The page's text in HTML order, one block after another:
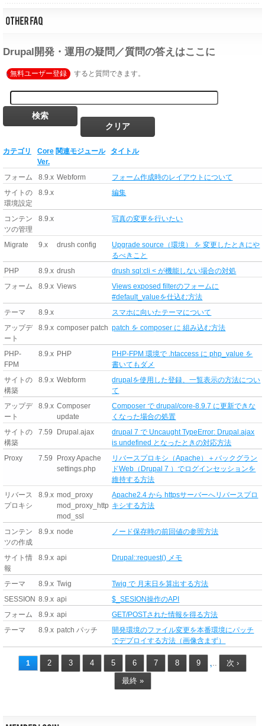
Drupal開発・運用の疑問／質問の答えはここに
無料ユーザー登録 すると質問できます。
カテゴリ
Core
Ver.
関連モジュール タイトル
フォーム 8.9.x Webform
フォーム作成時のレイアウトについて
サイトの
環境設定
8.9.x 編集
コンテン
ツの管理
8.9.x 写真の変更を行いたい
Migrate 9.x drush config
Upgrade source（環境） を 変更したときにや
るべきこと
PHP
8.9.x drush
drush sql:cli < が機能しない場合の対処
フォーム
8.9.x Views
Views exposed filterのフォームに
#default_valueを仕込む方法
テーマ
8.9.x
スマホに向いたテーマについて
アップデ
ート
8.9.x composer patch patch を composer に 組み込む方法
PHP-
FPM
8.9.x PHP
PHP-FPM 環境で .htaccess に php_value を
書いてもダメ
サイトの
構築
8.9.x Webform
drupalを使用した登録、一覧表示の方法につい
て
アップデ
ート
8.9.x Composer
update
Composer で drupal/core-8.9.7 に更新できな
くなった場合の処置
サイトの
構築
7.59 Drupal.ajax
drupal 7 で Uncaught TypeError: Drupal.ajax
is undefined となったときの対応方法
Proxy
7.59
Proxy Apache
settings.php
リバースプロキシ（Apache）＋バックグラン
ドWeb（Drupal 7 ）でログインセッションを
維持する方法
リバース
プロキシ
8.9.x mod_proxy
mod_proxy_http
mod_ssl
Apache2.4 から httpsサーバーへリバースプロ
キシする方法
コンテン
ツの作成
8.9.x node ノード保存時の前回値の参照方法
サイト情
報
8.9.x api Drupal::request() メモ
テーマ 8.9.x Twig
Twig で 月末日を算出する方法
SESSION 8.9.x api
$_SESION操作のAPI
フォーム
8.9.x api
GET/POSTされた情報を得る方法
テーマ
8.9.x patch パッチ
開発環境のファイル変更を本番環境にパッチ
でデプロイする方法（画像含まず）
1 2 3 4 5 6 7 8 9 …
次 ›
最終 »